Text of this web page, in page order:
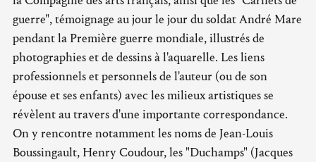
guerre", témoignage au jour le jour du soldat André Mare
pendant la Première guerre mondiale, illustrés de
photographies et de dessins à l'aquarelle. Les liens
professionnels et personnels de l'auteur (ou de son
épouse et ses enfants) avec les milieux artistiques se
révèlent au travers d'une importante correspondance.
On y rencontre notamment les noms de Jean-Louis
Boussingault, Henry Coudour, les "Duchamps" (Jacques